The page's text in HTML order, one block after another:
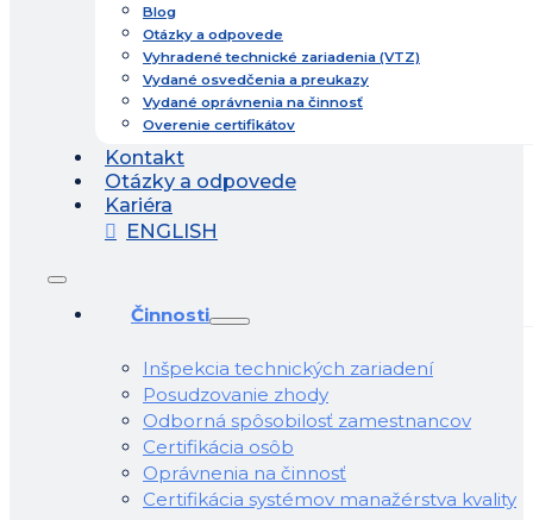
Blog
Otázky a odpovede
Vyhradené technické zariadenia (VTZ)
Vydané osvedčenia a preukazy
Vydané oprávnenia na činnosť
Overenie certifikátov
Kontakt
Otázky a odpovede
Kariéra
ENGLISH
Činnosti
Inšpekcia technických zariadení
Posudzovanie zhody
Odborná spôsobilosť zamestnancov
Certifikácia osôb
Oprávnenia na činnosť
Certifikácia systémov manažérstva kvality